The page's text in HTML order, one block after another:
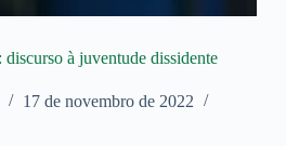
à juventude dissidente
17 de novembro de 2022